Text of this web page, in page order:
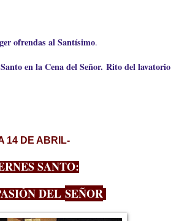
ofrendas al Santísimo.
en la Cena del Señor. Rito del lavatorio
14 DE ABRIL-
SANTO:
DELSEÑOR